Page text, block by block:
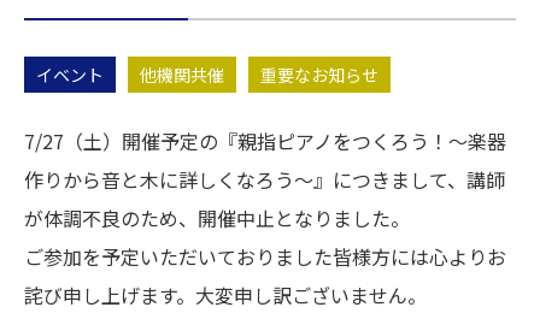
イベント 他機関共催 重要なお知らせ
7/27（土）開催予定の『親指ピアノをつくろう！～楽器
作りから音と木に詳しくなろう～』につきまして、講師
が体調不良のため、開催中止となりました。
ご参加を予定いただいておりました皆様方には心よりお
詫び申し上げます。大変申し訳ございません。